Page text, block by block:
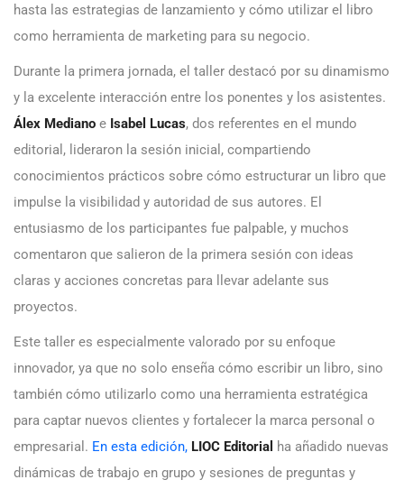
hasta las estrategias de lanzamiento y cómo utilizar el libro
como herramienta de marketing para su negocio.
Durante la primera jornada, el taller destacó por su dinamismo
y la excelente interacción entre los ponentes y los asistentes.
Álex Mediano e Isabel Lucas, dos referentes en el mundo
editorial, lideraron la sesión inicial, compartiendo
conocimientos prácticos sobre cómo estructurar un libro que
impulse la visibilidad y autoridad de sus autores. El
entusiasmo de los participantes fue palpable, y muchos
comentaron que salieron de la primera sesión con ideas
claras y acciones concretas para llevar adelante sus
proyectos.
Este taller es especialmente valorado por su enfoque
innovador, ya que no solo enseña cómo escribir un libro, sino
también cómo utilizarlo como una herramienta estratégica
para captar nuevos clientes y fortalecer la marca personal o
empresarial. En esta edición, LIOC Editorial ha añadido nuevas
dinámicas de trabajo en grupo y sesiones de preguntas y